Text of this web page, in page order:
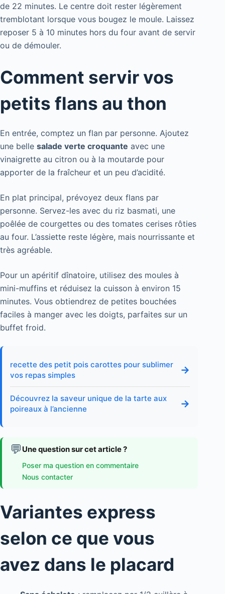
de 22 minutes. Le centre doit rester légèrement
tremblotant lorsque vous bougez le moule. Laissez
reposer 5 à 10 minutes hors du four avant de servir
ou de démouler.
Comment servir vos
petits flans au thon
En entrée, comptez un flan par personne. Ajoutez
une belle salade verte croquante avec une
vinaigrette au citron ou à la moutarde pour
apporter de la fraîcheur et un peu d’acidité.
En plat principal, prévoyez deux flans par
personne. Servez-les avec du riz basmati, une
poêlée de courgettes ou des tomates cerises rôties
au four. L’assiette reste légère, mais nourrissante et
très agréable.
Pour un apéritif dînatoire, utilisez des moules à
mini-muffins et réduisez la cuisson à environ 15
minutes. Vous obtiendrez de petites bouchées
faciles à manger avec les doigts, parfaites sur un
buffet froid.
recette des petit pois carottes pour sublimer
vos repas simples
→
Découvrez la saveur unique de la tarte aux
poireaux à l’ancienne
→
💬 Une question sur cet article ?
Poser ma question en commentaire
Nous contacter
Variantes express
selon ce que vous
avez dans le placard